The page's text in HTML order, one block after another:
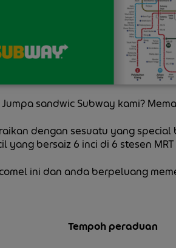
Jumpa sandwic Subway kami?
dengan sesuatu yang
yang bersaiz 6 inci di 6 stesen
ini dan anda berpeluang
Tempoh peraduan